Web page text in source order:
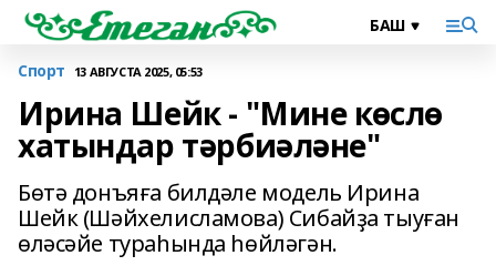
Спорт 13 АВГУСТА 2025, 05:53
Ирина Шейк - "Мине көслө
хатындар тәрбиәләне"
Бөтә донъяға билдәле модель Ирина
Шейк (Шәйхелисламова) Сибайҙа тыуған
өләсәйе тураһында һөйләгән.